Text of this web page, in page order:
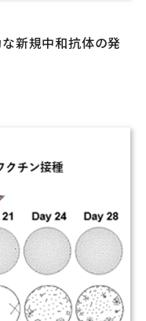
新規中和抗体の発